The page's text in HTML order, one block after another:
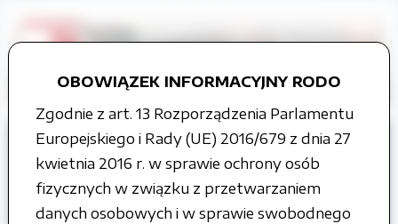
OBOWIĄZEK INFORMACYJNY RODO
Zgodnie z art. 13 Rozporządzenia Parlamentu
Europejskiego i Rady (UE) 2016/679 z dnia 27
kwietnia 2016 r. w sprawie ochrony osób
fizycznych w związku z przetwarzaniem
danych osobowych i w sprawie swobodnego
Strona główna
Organy władzy publicznej
Zarząd Powiatu
Uchwały Zarządu
II kadencja